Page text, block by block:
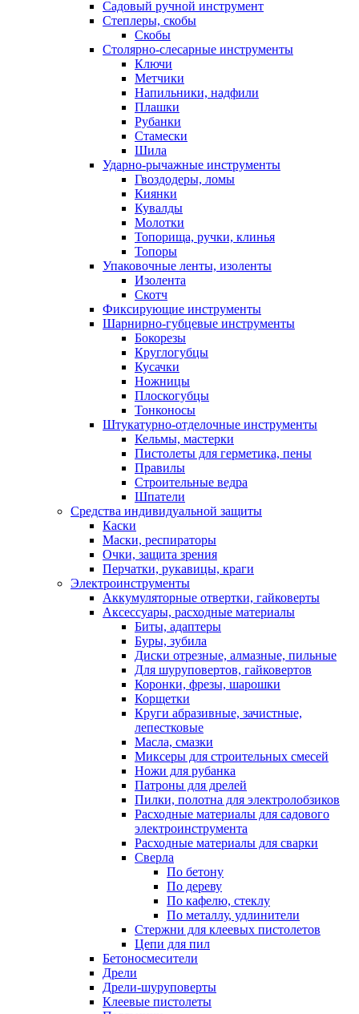
Садовый ручной инструмент
Степлеры, скобы
Скобы
Столярно-слесарные инструменты
Ключи
Метчики
Напильники, надфили
Плашки
Рубанки
Стамески
Шила
Ударно-рычажные инструменты
Гвоздодеры, ломы
Киянки
Кувалды
Молотки
Топорища, ручки, клинья
Топоры
Упаковочные ленты, изоленты
Изолента
Скотч
Фиксирующие инструменты
Шарнирно-губцевые инструменты
Бокорезы
Круглогубцы
Кусачки
Ножницы
Плоскогубцы
Тонконосы
Штукатурно-отделочные инструменты
Кельмы, мастерки
Пистолеты для герметика, пены
Правилы
Строительные ведра
Шпатели
Средства индивидуальной защиты
Каски
Маски, респираторы
Очки, защита зрения
Перчатки, рукавицы, краги
Электроинструменты
Аккумуляторные отвертки, гайковерты
Аксессуары, расходные материалы
Биты, адаптеры
Буры, зубила
Диски отрезные, алмазные, пильные
Для шуруповертов, гайковертов
Коронки, фрезы, шарошки
Корщетки
Круги абразивные, зачистные,
лепестковые
Масла, смазки
Миксеры для строительных смесей
Ножи для рубанка
Патроны для дрелей
Пилки, полотна для электролобзиков
Расходные материалы для садового
электроинструмента
Расходные материалы для сварки
Сверла
По бетону
По дереву
По кафелю, стеклу
По металлу, удлинители
Стержни для клеевых пистолетов
Цепи для пил
Бетоносмесители
Дрели
Дрели-шуруповерты
Клеевые пистолеты